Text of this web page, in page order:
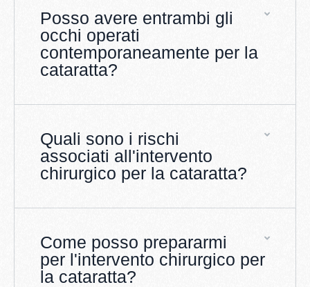
Posso avere entrambi gli
occhi operati
contemporaneamente per la
cataratta?
Quali sono i rischi
associati all'intervento
chirurgico per la cataratta?
Come posso prepararmi
per l'intervento chirurgico per
la cataratta?